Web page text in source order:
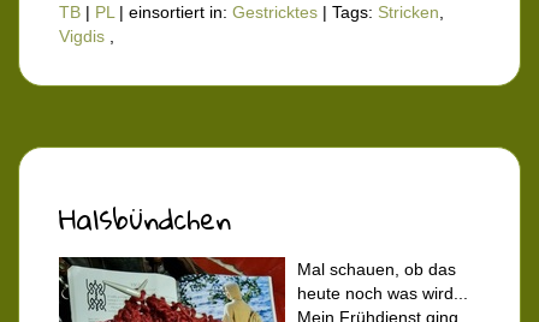
TB | PL| einsortiert in: Gestricktes | Tags: Stricken,
Vigdis ,
Halsbündchen
Mal schauen, ob das
heute noch was wird...
Mein Frühdienst ging